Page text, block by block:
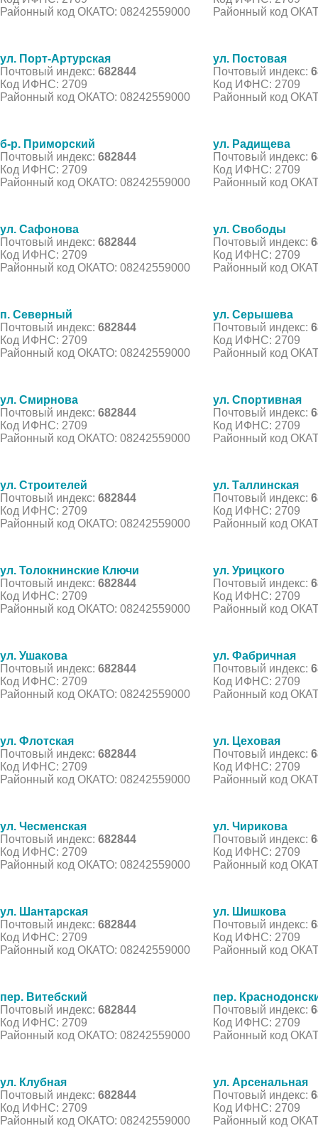
Районный код ОКАТО: 08242559000
Районный код
ул. Порт-Артурская
Почтовый индекс: 682844
Код ИФНС: 2709
Районный код ОКАТО: 08242559000
ул. Постовая
Почтовый индекс:
Код ИФНС: 2709
Районный код
б-р. Приморский
Почтовый индекс: 682844
Код ИФНС: 2709
Районный код ОКАТО: 08242559000
ул. Радищева
Почтовый индекс:
Код ИФНС: 2709
Районный код
ул. Сафонова
Почтовый индекс: 682844
Код ИФНС: 2709
Районный код ОКАТО: 08242559000
ул. Свободы
Почтовый индекс:
Код ИФНС: 2709
Районный код
п. Северный
Почтовый индекс: 682844
Код ИФНС: 2709
Районный код ОКАТО: 08242559000
ул. Серышева
Почтовый индекс:
Код ИФНС: 2709
Районный код
ул. Смирнова
Почтовый индекс: 682844
Код ИФНС: 2709
Районный код ОКАТО: 08242559000
ул. Спортивная
Почтовый индекс:
Код ИФНС: 2709
Районный код
ул. Строителей
Почтовый индекс: 682844
Код ИФНС: 2709
Районный код ОКАТО: 08242559000
ул. Таллинская
Почтовый индекс:
Код ИФНС: 2709
Районный код
ул. Толокнинские Ключи
Почтовый индекс: 682844
Код ИФНС: 2709
Районный код ОКАТО: 08242559000
ул. Урицкого
Почтовый индекс:
Код ИФНС: 2709
Районный код
ул. Ушакова
Почтовый индекс: 682844
Код ИФНС: 2709
Районный код ОКАТО: 08242559000
ул. Фабричная
Почтовый индекс:
Код ИФНС: 2709
Районный код
ул. Флотская
Почтовый индекс: 682844
Код ИФНС: 2709
Районный код ОКАТО: 08242559000
ул. Цеховая
Почтовый индекс:
Код ИФНС: 2709
Районный код
ул. Чесменская
Почтовый индекс: 682844
Код ИФНС: 2709
Районный код ОКАТО: 08242559000
ул. Чирикова
Почтовый индекс:
Код ИФНС: 2709
Районный код
ул. Шантарская
Почтовый индекс: 682844
Код ИФНС: 2709
Районный код ОКАТО: 08242559000
ул. Шишкова
Почтовый индекс:
Код ИФНС: 2709
Районный код
пер. Витебский
Почтовый индекс: 682844
Код ИФНС: 2709
Районный код ОКАТО: 08242559000
пер.
Почтовый индекс:
Код ИФНС: 2709
Районный код
ул. Клубная
Почтовый индекс: 682844
Код ИФНС: 2709
Районный код ОКАТО: 08242559000
ул. Арсенальная
Почтовый индекс:
Код ИФНС: 2709
Районный код